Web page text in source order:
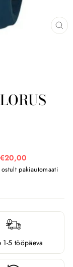
pakiautomaati
1-5 tööpäeva